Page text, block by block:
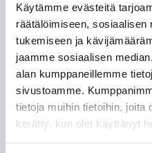
Käytämme evästeitä
räätälöimiseen, sosiaalisen
tukemiseen ja
jaamme sosiaalisen
alan kumppaneillemme
sivustoamme.
tietoja muihin tietoihin, joita
kerätty, kun olet käyttänyt